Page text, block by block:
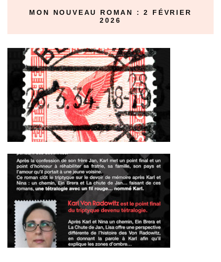
MON NOUVEAU ROMAN : 2 FÉVRIER
2026